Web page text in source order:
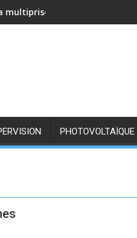
NOUS A11Z avec
PHOTOVOLTAÏQUE